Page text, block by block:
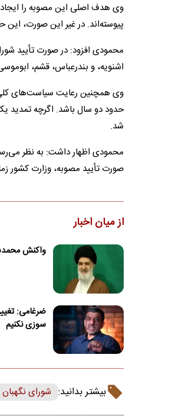
وی هدف اصلی این مصوبه را ایجاد
پیوسته‌اند. در غیر این صورت، این
محمودی افزود: در صورت تأیید
اشنویه، و بندرعباس، قشم،
وی همچنین رعایت سیاست‌های کلی
حدود دو سال باشد. اگرچه تمدید
شد.
محمودی اظهار داشت: به نظر
صورت تأیید مصوبه، وزارت کشور
از میان اخبار
واکنش
ضرغامی:
سوزی نکنیم
بیشتر بدانید: شورای نگهبان